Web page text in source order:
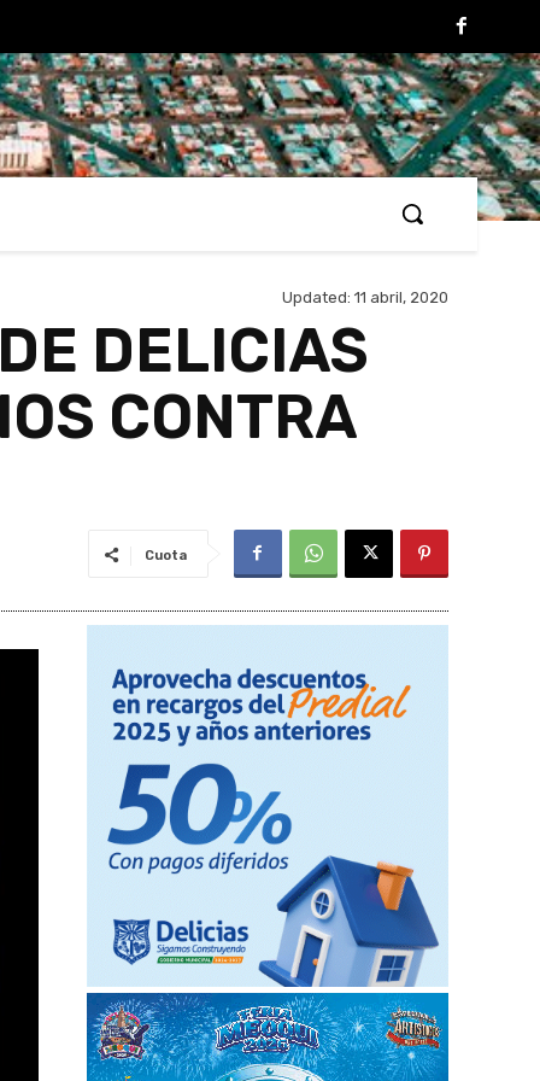
Updated: 11 abril, 2020
DELICIAS
CONTRA
Cuota